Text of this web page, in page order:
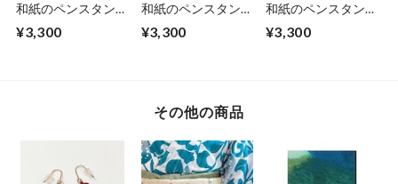
和紙のペンスタンド
¥3,300
和紙のペンスタンド
¥3,300
和紙のペンスタンド
¥3,300
その他の商品